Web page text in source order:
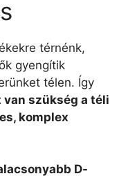
térnénk,
gyengítik
télen. Így
van szükség a téli
komplex
D-